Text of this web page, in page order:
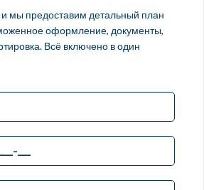
мы предоставим детальный план
оформление, документы,
Всё включено в один